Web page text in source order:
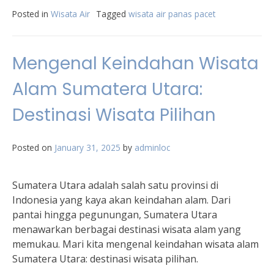
Posted in Wisata Air Tagged wisata air panas pacet
Mengenal Keindahan Wisata
Alam Sumatera Utara:
Destinasi Wisata Pilihan
Posted on January 31, 2025 by adminloc
Sumatera Utara adalah salah satu provinsi di
Indonesia yang kaya akan keindahan alam. Dari
pantai hingga pegunungan, Sumatera Utara
menawarkan berbagai destinasi wisata alam yang
memukau. Mari kita mengenal keindahan wisata alam
Sumatera Utara: destinasi wisata pilihan.